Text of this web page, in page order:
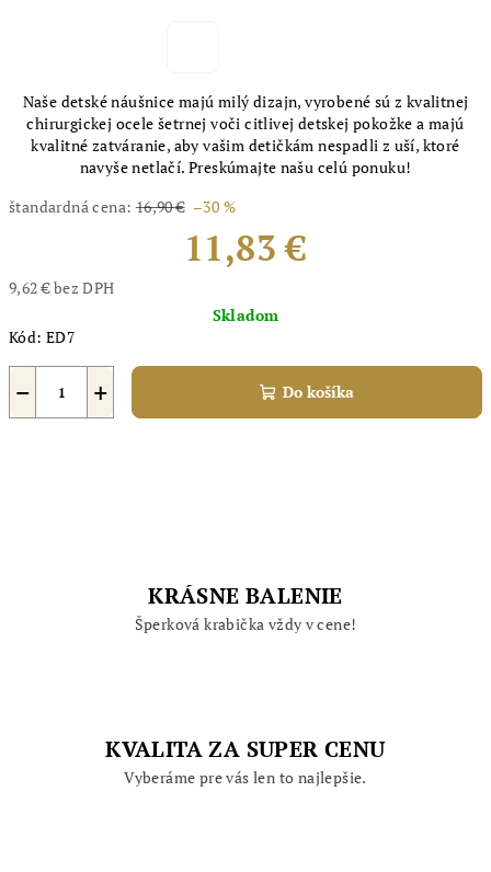
Naše detské náušnice majú milý dizajn, vyrobené sú z kvalitnej
chirurgickej ocele šetrnej voči citlivej detskej pokožke a majú
kvalitné zatváranie, aby vašim detičkám nespadli z uší, ktoré
navyše netlačí. Preskúmajte našu celú ponuku!
štandardná cena: 16,90 € –30 %
11,83 €
9,62 € bez DPH
cena:
Skladom
Kód: ED7
+
− Do košíka
KRÁSNE BALENIE
Šperková krabička vždy v cene!
KVALITA ZA SUPER CENU
Vyberáme pre vás len to najlepšie.